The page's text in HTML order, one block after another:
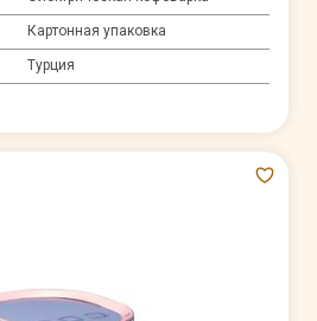
Картонная упаковка
Турция